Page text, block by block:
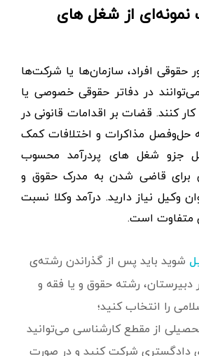
نمونه‌ای از شغل های
حقوقی افراد، سازمان‌ها یا شرکت‌ها
در دفاتر حقوقی خصوصی یا
کنند. قضات بر اقدامات قانونی در
حل‌وفصل مذاکرات و اختلافات کمک
جزو شغل های پردرآمد محسوب
برای قاضی شدن به مدرک حقوق و
وکیل نیاز دارید. درآمد وکلا نسبت
متفاوت است.
شوید باید پس از گذراندن رشته‌ی
دبیرستان، رشته حقوق و یا فقه و
را انتخاب کنید؛
از مقطع کارشناسی می‌توانید
دادگستری شرکت کنید و در صورت